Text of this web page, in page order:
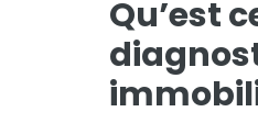
Qu’est